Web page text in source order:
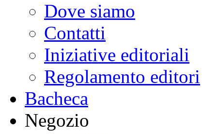
Dove siamo
Contatti
Iniziative editoriali
Regolamento editori
Bacheca
Negozio